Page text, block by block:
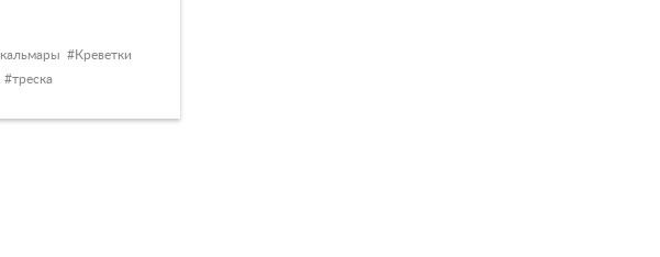
кальмары
Креветки
треска